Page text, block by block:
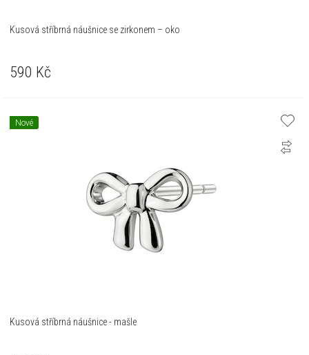
Kusová stříbrná náušnice se zirkonem – oko
590 Kč
Nové
Kusová stříbrná náušnice - mašle